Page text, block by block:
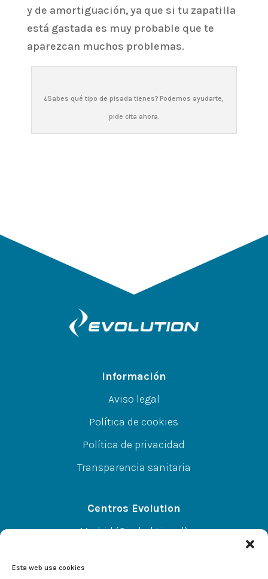
Esta web usa cookies
y de amortiguación, ya que si tu zapatilla
está gastada es muy probable que te
aparezcan muchos problemas.
¿Sabes qué tipo de pisada tienes? Podemos ayudarte,
pide cita ahora.
Información
Aviso legal
Política de cookies
Política de privacidad
Transparencia sanitaria
Centros Evolution
Madrid (Ciudad Lineal)